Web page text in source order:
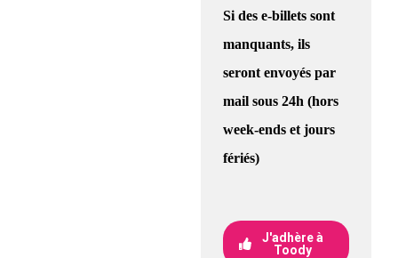
Si des e-billets sont
manquants, ils
seront envoyés par
mail sous 24h (hors
week-ends et jours
fériés)
J'adhère à
Toody